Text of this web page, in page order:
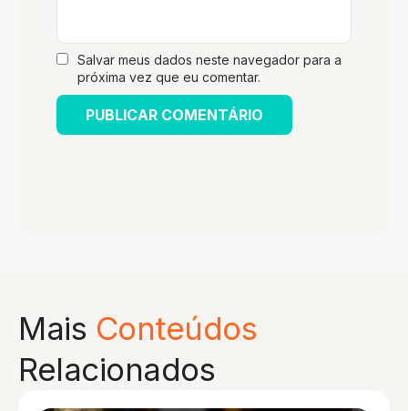
Salvar meus dados neste navegador para a
próxima vez que eu comentar.
Mais Conteúdos
Relacionados